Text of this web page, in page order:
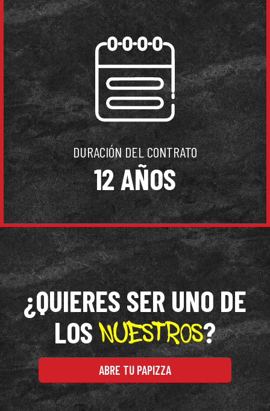
DURACIÓN DEL CONTRATO
12 AÑOS
¿QUIERES SER UNO DE
LOS
?
ABRE TU PAPIZZA